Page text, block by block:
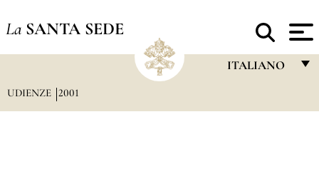
La SANTA SEDE
ITALIANO
UDIENZE 2001